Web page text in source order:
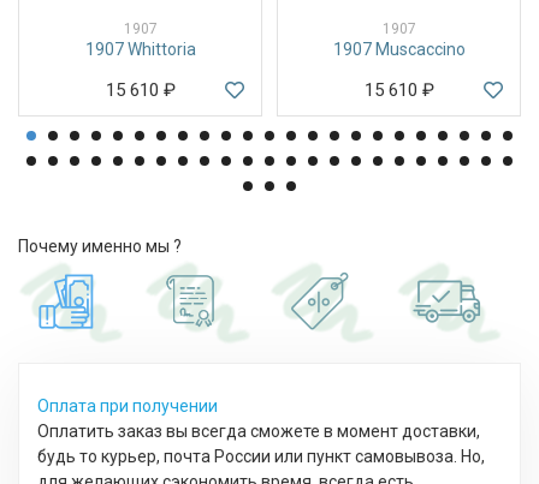
1907
1907 Whittoria
15 610 ₽
1907
1907 Muscaccino
15 610 ₽
Почему именно мы ?
Оплата при получении
Оплатить заказ вы всегда сможете в момент доставки,
будь то курьер, почта России или пункт самовывоза. Но,